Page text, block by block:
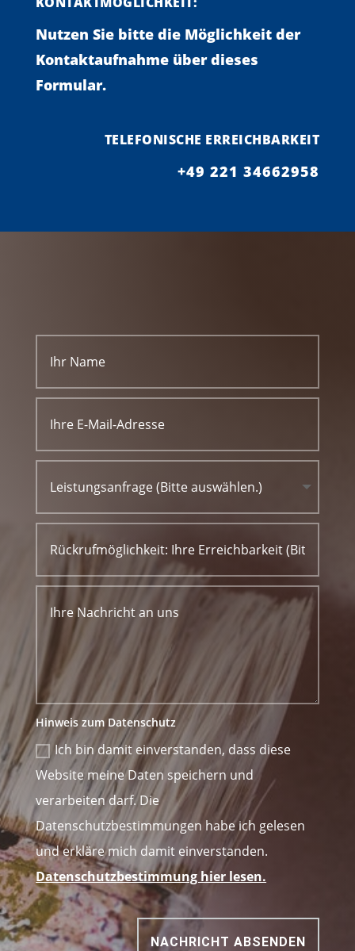
Nutzen Sie bitte die Möglichkeit der
Kontaktaufnahme über dieses
Formular.
TELEFONISCHE ERREICHBARKEIT
+49 221 34662958
Hinweis zum Datenschutz
Ich bin damit einverstanden, dass diese
Website meine Daten speichern und
verarbeiten darf. Die
Datenschutzbestimmungen habe ich gelesen
und erkläre mich damit einverstanden.
Datenschutzbestimmung hier lesen.
NACHRICHT ABSENDEN